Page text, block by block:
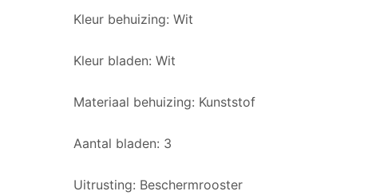
Kleur behuizing: Wit
Kleur bladen: Wit
Materiaal behuizing: Kunststof
Aantal bladen: 3
Uitrusting: Beschermrooster